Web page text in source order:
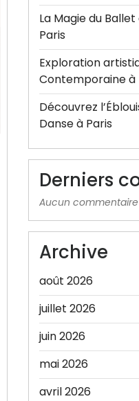
La Magie du
Paris
Exploration
Contemporaine à
Découvrez
Danse à Paris
Derniers
Aucun
Archive
août 2026
juillet 2026
juin 2026
mai 2026
avril 2026